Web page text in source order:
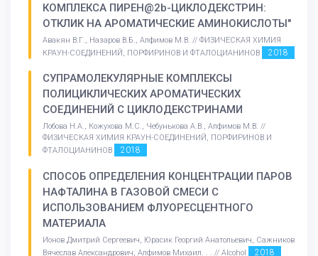
КОМПЛЕКСА ПИРЕН@2b-ЦИКЛОДЕКСТРИН:
ОТКЛИК НА АРОМАТИЧЕСКИЕ АМИНОКИСЛОТЫ"
Авакян В.Г., Назаров В.Б., Алфимов М.В. // ФИЗИЧЕСКАЯ ХИМИЯ
КРАУН-СОЕДИНЕНИЙ, ПОРФИРИНОВ И ФТАЛОЦИАНИНОВ
2018
СУПРАМОЛЕКУЛЯРНЫЕ КОМПЛЕКСЫ
ПОЛИЦИКЛИЧЕСКИХ АРОМАТИЧЕСКИХ
СОЕДИНЕНИЙ С ЦИКЛОДЕКСТРИНАМИ
Лобова Н.А., Кожухова М.С., Чебунькова А.В., Алфимов М.В. //
ФИЗИЧЕСКАЯ ХИМИЯ КРАУН-СОЕДИНЕНИЙ, ПОРФИРИНОВ И
ФТАЛОЦИАНИНОВ
2018
СПОСОБ ОПРЕДЕЛЕНИЯ КОНЦЕНТРАЦИИ ПАРОВ
НАФТАЛИНА В ГАЗОВОЙ СМЕСИ С
ИСПОЛЬЗОВАНИЕМ ФЛУОРЕСЦЕНТНОГО
МАТЕРИАЛА
Ионов Дмитрий Сергеевич, Юрасик Георгий Анатольевич, Сажников
Вячеслав Александрович, Алфимов Михаил. . . // Alcohol
2018